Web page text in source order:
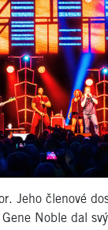
Jeho členové
Noble dal